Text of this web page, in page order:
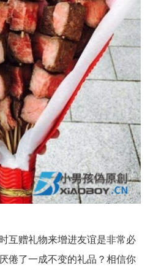
互赠礼物来增进友谊是非常必
倦了一成不变的礼品？相信你